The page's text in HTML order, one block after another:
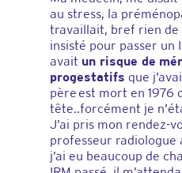
au stress, la
travaillait, bref rien de
insisté pour passer un
avait un risque de
progestatifs que
père est mort en 1976
tête..forcément je
J’ai pris mon rendez-
professeur radiologue
j’ai eu beaucoup de